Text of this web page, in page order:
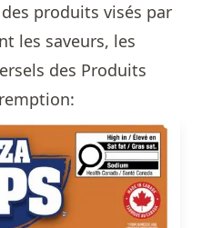
produits visés par
les saveurs, les
des Produits